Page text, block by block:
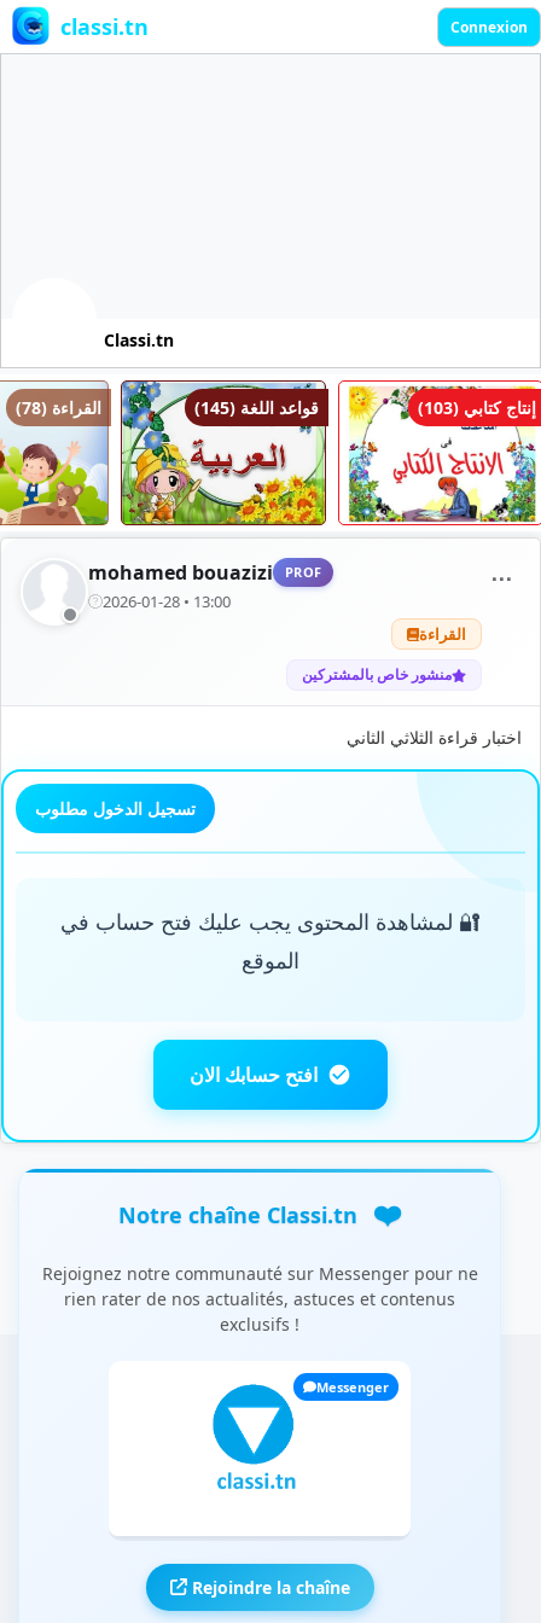
classi.tn Connexion
Classi.tn
القراءة (78) قواعد اللغة (145) إنتاج كتابي (103)
mohamed bouazizi PROF
2026-01-28 • 13:00
القراءة
منشور خاص بالمشتركين
⋯
اختبار قراءة الثلاثي الثاني
تسجيل الدخول مطلوب
🔐 لمشاهدة المحتوى يجب عليك فتح حساب في
الموقع
افتح حسابك الان
Notre chaîne Classi.tn ❤️
Rejoignez notre communauté sur Messenger pour ne
rien rater de nos actualités, astuces et contenus
exclusifs !
Messenger
Rejoindre la chaîne